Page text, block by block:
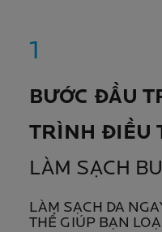
BƯỚC ĐẦU
TRÌNH ĐIỀU
LÀM SẠCH
LÀM SẠCH DA
THỂ GIÚP BẠN